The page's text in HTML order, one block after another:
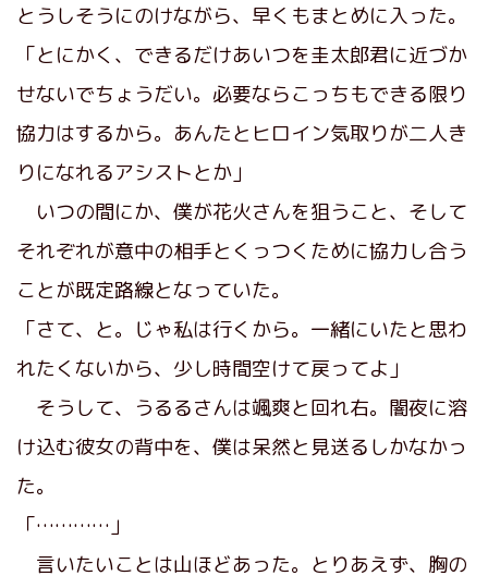
とうしそうにのけながら、早くもまとめに入った。
「とにかく、できるだけあいつを圭太郎君に近づか
せないでちょうだい。必要ならこっちもできる限り
協力はするから。あんたとヒロイン気取りが二人き
りになれるアシストとか」
いつの間にか、僕が花火さんを狙うこと、そして
それぞれが意中の相手とくっつくために協力し合う
ことが既定路線となっていた。
「さて、と。じゃ私は行くから。一緒にいたと思わ
れたくないから、少し時間空けて戻ってよ」
そうして、うるるさんは颯爽と回れ右。闇夜に溶
け込む彼女の背中を、僕は呆然と見送るしかなかっ
た。
「…………」
言いたいことは山ほどあった。とりあえず、胸の